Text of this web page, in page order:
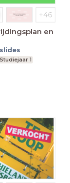
en
slides
Studiejaar 1